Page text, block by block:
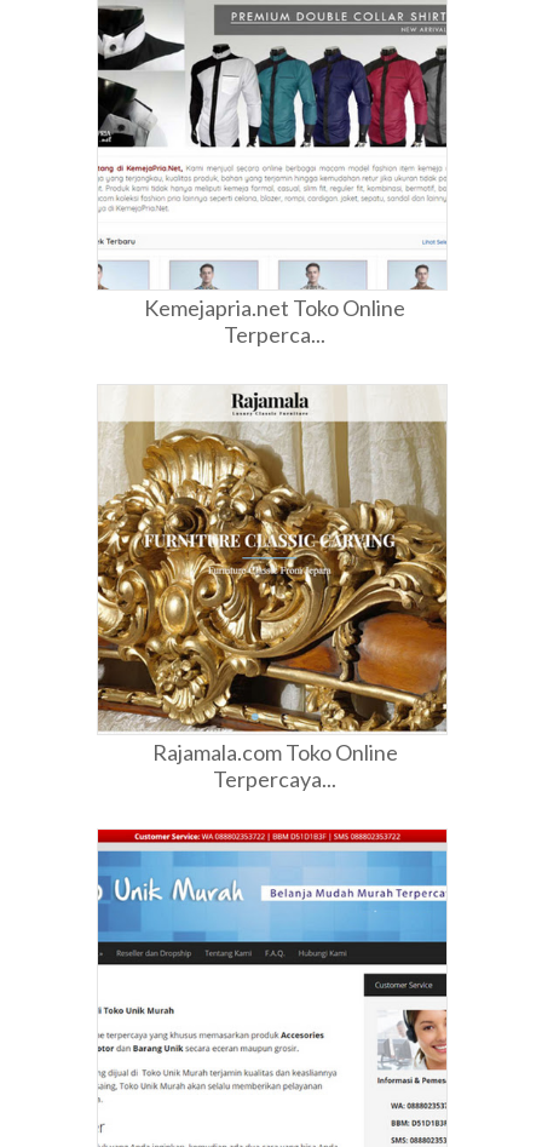
Kemejapria.net Toko Online
Terperca...
Rajamala.com Toko Online
Terpercaya...